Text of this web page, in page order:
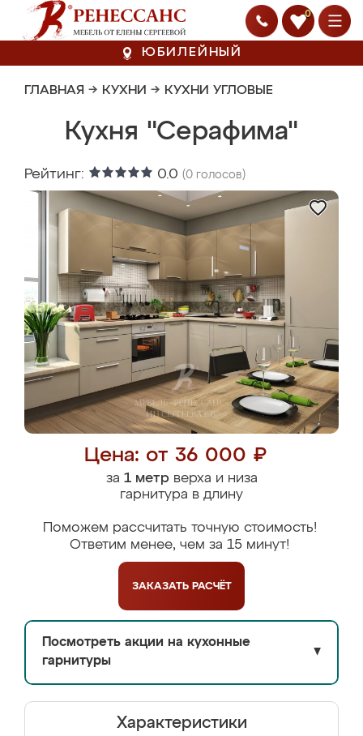
0
ЮБИЛЕЙНЫЙ
ГЛАВНАЯ → КУХНИ → КУХНИ УГЛОВЫЕ
Кухня "Серафима"
Рейтинг: 0.0 (0 голосов)
Цена: от 36 000 ₽
за 1 метрверха и низа
гарнитура в длину
Поможем рассчитать точную стоимость!
Ответим менее, чем за 15 минут!
ЗАКАЗАТЬ РАСЧЁТ
Посмотреть акции на кухонные
гарнитуры
▼
Характеристики